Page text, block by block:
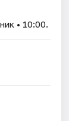
• 10:00.